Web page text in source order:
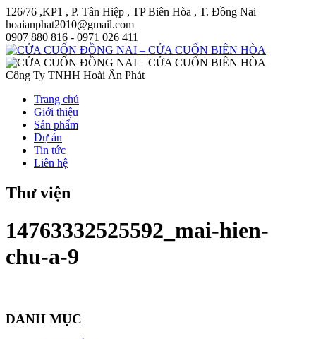
126/76 ,KP1 , P. Tân Hiệp , TP Biên Hòa , T. Đồng Nai
hoaianphat2010@gmail.com
0907 880 816 - 0971 026 411
Công Ty TNHH Hoài Ân Phát
Trang chủ
Giới thiệu
Sản phẩm
Dự án
Tin tức
Liên hệ
Thư viện
14763332525592_mai-hien-
chu-a-9
DANH MỤC